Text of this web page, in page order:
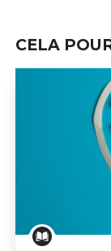
CELA